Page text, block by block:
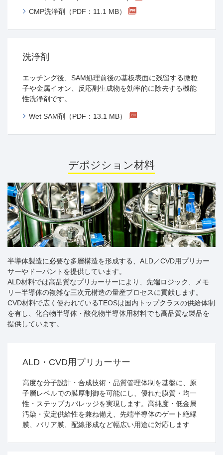
CMP洗浄剤（PDF：11.1 MB）
洗浄剤
エッチング後、SAM処理前後の基板表面に残留する微粒
子や金属イオン、反応副生成物を効率的に除去する機能
性洗浄剤です。
Wet SAM剤（PDF：13.1 MB）
デポジション材料
半導体製造に必要な多層構造を形成する、ALD／CVD用プリカー
サーやドーパントを提供しています。
ALD材料では高品質なプリカーサーにより、先端ロジック、メモ
リー半導体の複雑な三次元構造の量産プロセスに貢献します。
CVD材料で広く使われているTEOSは国内トップクラスの供給体制
を有し、化合物半導体・酸化物半導体用材料でも高品質な製品を
提供しています。
ALD・CVD用プリカーサー
高度な分子設計・合成技術・品質管理体制を基盤に、原
子層レベルでの膜厚制御を可能にし、優れた膜質・均一
性・ステップカバレッジを実現します。高純度・低金属
汚染・安定供給性を兼ね備え、先端半導体のゲート絶縁
膜、バリア膜、配線形成など幅広い用途に対応します